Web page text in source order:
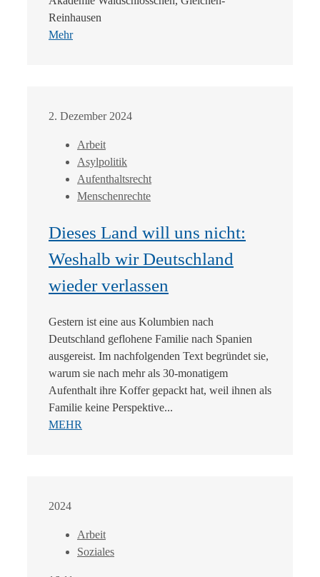
Reinhausen
Mehr
2. Dezember 2024
Arbeit
Asylpolitik
Aufenthaltsrecht
Menschenrechte
Dieses Land will uns nicht:
Weshalb wir Deutschland
wieder verlassen
Gestern ist eine aus Kolumbien nach
Deutschland geflohene Familie nach Spanien
ausgereist. Im nachfolgenden Text begründet sie,
warum sie nach mehr als 30-monatigem
Aufenthalt ihre Koffer gepackt hat, weil ihnen als
Familie keine Perspektive...
MEHR
2024
Arbeit
Soziales